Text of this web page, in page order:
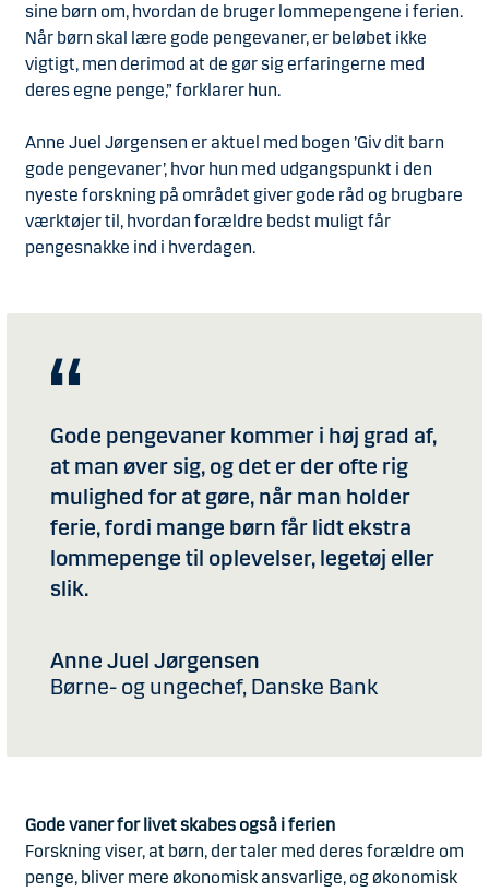
sine børn om, hvordan de bruger lommepengene i ferien.
Når børn skal lære gode pengevaner, er beløbet ikke
vigtigt, men derimod at de gør sig erfaringerne med
deres egne penge,” forklarer hun.
Anne Juel Jørgensen er aktuel med bogen ’Giv dit barn
gode pengevaner’, hvor hun med udgangspunkt i den
nyeste forskning på området giver gode råd og brugbare
værktøjer til, hvordan forældre bedst muligt får
pengesnakke ind i hverdagen.
Gode pengevaner kommer i høj grad af,
at man øver sig, og det er der ofte rig
mulighed for at gøre, når man holder
ferie, fordi mange børn får lidt ekstra
lommepenge til oplevelser, legetøj eller
slik.
Anne Juel Jørgensen
Børne- og ungechef, Danske Bank
Gode vaner for livet skabes også i ferien
Forskning viser, at børn, der taler med deres forældre om
penge, bliver mere økonomisk ansvarlige, og økonomisk